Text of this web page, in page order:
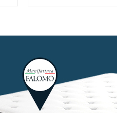
CP-ABS100G
[단 하루] 최대12개월 반값할인!
월 13,450 원
12개월 후 월 원
월 3,450 원신용카드 할인가